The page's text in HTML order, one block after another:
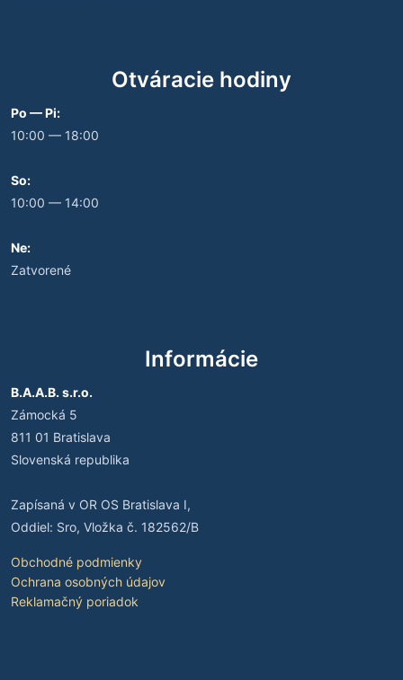
Otváracie hodiny
Po — Pi:
10:00 — 18:00
So:
10:00 — 14:00
Ne:
Zatvorené
Informácie
B.A.A.B. s.r.o.
Zámocká 5
811 01 Bratislava
Slovenská republika
Zapísaná v OR OS Bratislava I,
Oddiel: Sro, Vložka č. 182562/B
Obchodné podmienky
Ochrana osobných údajov
Reklamačný poriadok